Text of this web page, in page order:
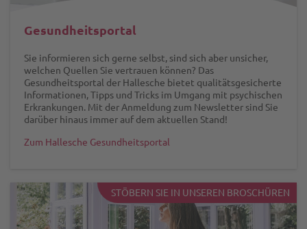
Gesundheitsportal
Sie informieren sich gerne selbst, sind sich aber unsicher,
welchen Quellen Sie vertrauen können? Das
Gesundheitsportal der Hallesche bietet qualitätsgesicherte
Informationen, Tipps und Tricks im Umgang mit psychischen
Erkrankungen. Mit der Anmeldung zum Newsletter sind Sie
darüber hinaus immer auf dem aktuellen Stand!
Zum Hallesche Gesundheitsportal
STÖBERN SIE IN UNSEREN BROSCHÜREN